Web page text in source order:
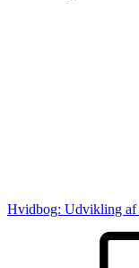
Hvidbog: Udvikling af